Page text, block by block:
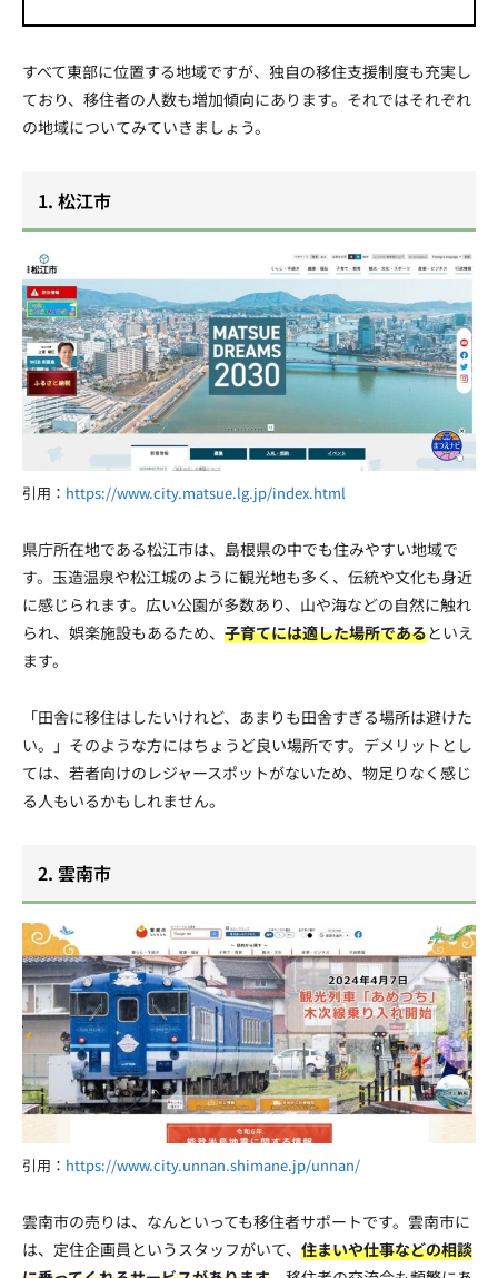
すべて東部に位置する地域ですが、独自の移住支援制度も充実し
ており、移住者の人数も増加傾向にあります。それではそれぞれ
の地域についてみていきましょう。
1. 松江市
引用： https://www.city.matsue.lg.jp/index.html
県庁所在地である松江市は、島根県の中でも住みやすい地域で
す。玉造温泉や松江城のように観光地も多く、伝統や文化も身近
に感じられます。広い公園が多数あり、山や海などの自然に触れ
られ、娯楽施設もあるため、 子育てには適した場所であるといえ
ます。
「田舎に移住はしたいけれど、あまりも田舎すぎる場所は避けた
い。」そのような方にはちょうど良い場所です。デメリットとし
ては、若者向けのレジャースポットがないため、物足りなく感じ
る人もいるかもしれません。
2. 雲南市
引用： https://www.city.unnan.shimane.jp/unnan/
雲南市の売りは、なんといっても移住者サポートです。雲南市に
は、定住企画員というスタッフがいて、 住まいや仕事などの相談